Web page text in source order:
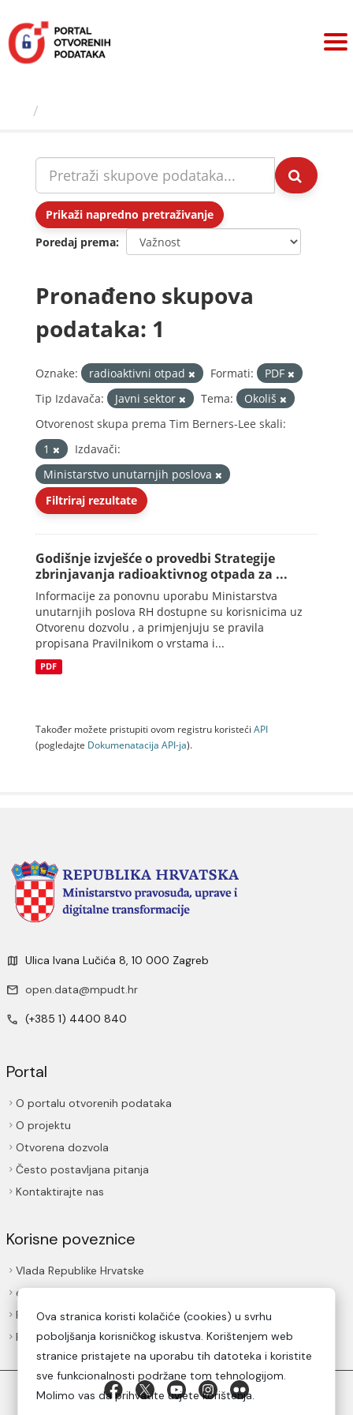
sadržaj
Prikaži napredno pretraživanje
Poredaj prema
Pronađeno skupova
podataka: 1
Oznake: radioaktivni otpad Formati:
PDF
Tip Izdavača:
Javni sektor Tema:
Okoliš
Otvorenost skupa prema Tim Berners-Lee skali:
1
Izdavači:
Ministarstvo unutarnjih poslova
Filtriraj rezultate
Godišnje izvješće o provedbi Strategije
zbrinjavanja radioaktivnog otpada za ...
Informacije za ponovnu uporabu Ministarstva
unutarnjih poslova RH dostupne su korisnicima uz
Otvorenu dozvolu , a primjenjuju se pravila
propisana Pravilnikom o vrstama i...
PDF
Također možete pristupiti ovom registru koristeći API
(pogledajte Dokumenаtаcijа API-jа).